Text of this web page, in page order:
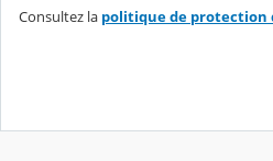
Consultez la politique de protection